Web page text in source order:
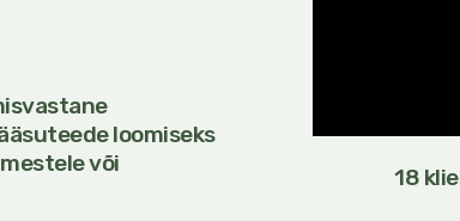
loomiseks
või
18